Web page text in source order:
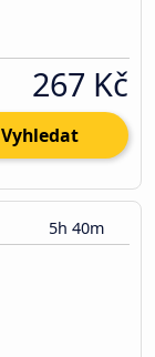
267 Kč
Vyhledat
5h 40m